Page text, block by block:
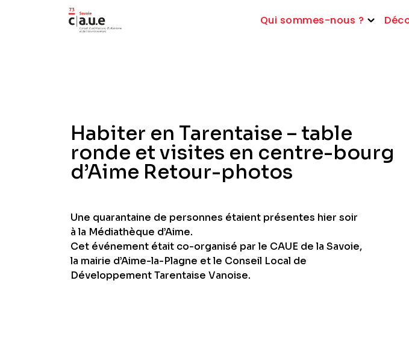
Qui sommes-nous ?
Habiter en Tarentaise – table
ronde et visites en centre-bourg
d’Aime Retour-photos
Une quarantaine de personnes étaient présentes hier soir
à la Médiathèque d’Aime.
Cet événement était co-organisé par le CAUE de la Savoie,
la mairie d’Aime-la-Plagne et le Conseil Local de
Développement Tarentaise Vanoise.